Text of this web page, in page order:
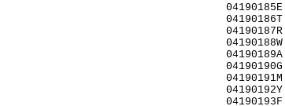
04190185E
04190186T
04190187R
04190188W
04190189A
04190190G
04190191M
04190192Y
04190193F